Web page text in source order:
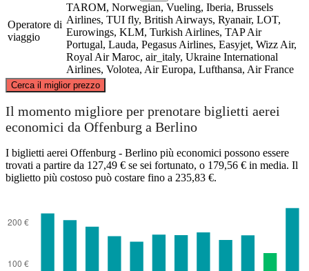
Operatore di
viaggio
TAROM, Norwegian, Vueling, Iberia, Brussels
Airlines, TUI fly, British Airways, Ryanair, LOT,
Eurowings, KLM, Turkish Airlines, TAP Air
Portugal, Lauda, Pegasus Airlines, Easyjet, Wizz Air,
Royal Air Maroc, air_italy, Ukraine International
Airlines, Volotea, Air Europa, Lufthansa, Air France
Cerca il miglior prezzo
©CARTO, ©OpenStreetMapcontributors
Il momento migliore per prenotare biglietti aerei
economici da Offenburg a Berlino
I biglietti aerei Offenburg - Berlino più economici possono essere
trovati a partire da 127,49 € se sei fortunato, o 179,56 € in media. Il
biglietto più costoso può costare fino a 235,83 €.